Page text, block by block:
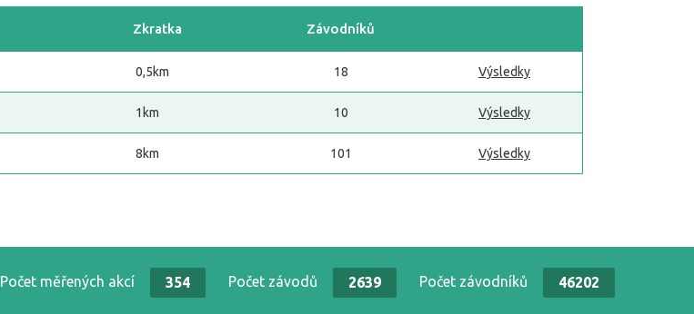
Zkratka Závodníků
0,5km 18 Výsledky
1km 10 Výsledky
8km 101 Výsledky
Počet závodníků 46202
Počet závodů 2639
Počet měřených akcí 354